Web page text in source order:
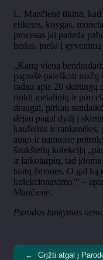
L. Mančienė tikina,
etiketes, knygas,
procesas jai padeda
bėdas, įneša į
„Kartą viena
paprašė paieškoti mažų
radau apie 20 skirtingų
rinkti metalinių ir
draugai, pirkau
dėjau pagal dydį į
kaušelius ir
augo ir namuose
šaukštelių kolekciją
ir laikotarpių, tad
tautų žmones. O gal ką
kolekcionavimo!“ –
Mančienė.
Parodos lankymas
← Grįžti atgal į